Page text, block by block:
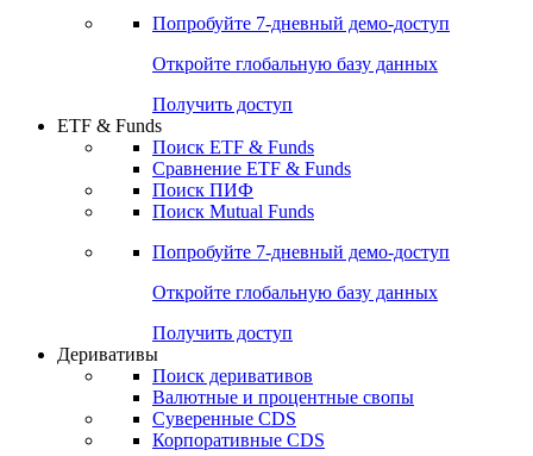
Попробуйте 7-дневный демо-доступ
Откройте глобальную базу данных
Получить доступ
ETF & Funds
Поиск ETF & Funds
Сравнение ETF & Funds
Поиск ПИФ
Поиск Mutual Funds
Попробуйте 7-дневный демо-доступ
Откройте глобальную базу данных
Получить доступ
Деривативы
Поиск деривативов
Валютные и процентные свопы
Суверенные CDS
Корпоративные CDS